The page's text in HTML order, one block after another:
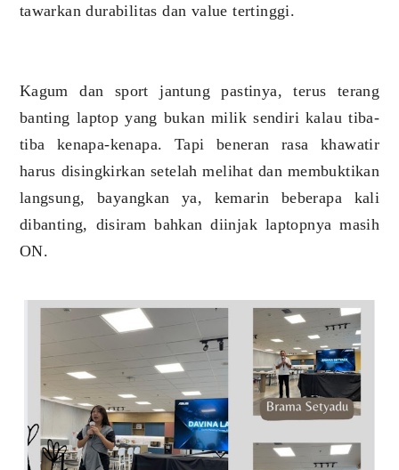
tawarkan durabilitas dan value tertinggi.
Kagum dan sport jantung pastinya, terus terang
banting laptop yang bukan milik sendiri kalau tiba-
tiba kenapa-kenapa. Tapi beneran rasa khawatir
harus disingkirkan setelah melihat dan membuktikan
langsung, bayangkan ya, kemarin beberapa kali
dibanting, disiram bahkan diinjak laptopnya masih
ON.